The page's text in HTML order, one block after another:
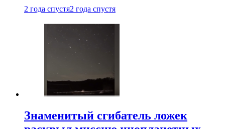
2 года спустя2 года спустя
Знаменитый сгибатель ложек